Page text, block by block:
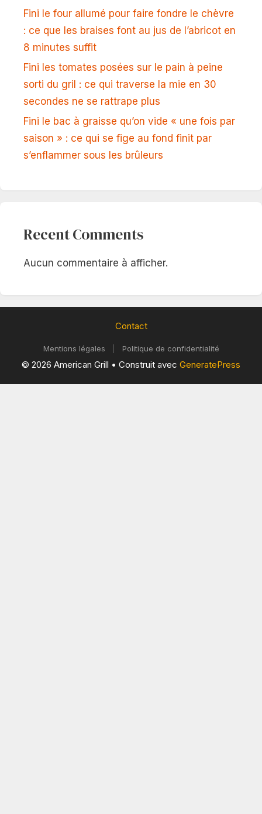
Fini le four allumé pour faire fondre le chèvre
: ce que les braises font au jus de l’abricot en
8 minutes suffit
Fini les tomates posées sur le pain à peine
sorti du gril : ce qui traverse la mie en 30
secondes ne se rattrape plus
Fini le bac à graisse qu’on vide « une fois par
saison » : ce qui se fige au fond finit par
s’enflammer sous les brûleurs
Recent Comments
Aucun commentaire à afficher.
Contact
Mentions légales Politique de confidentialité
© 2026 American Grill • Construit avec GeneratePress